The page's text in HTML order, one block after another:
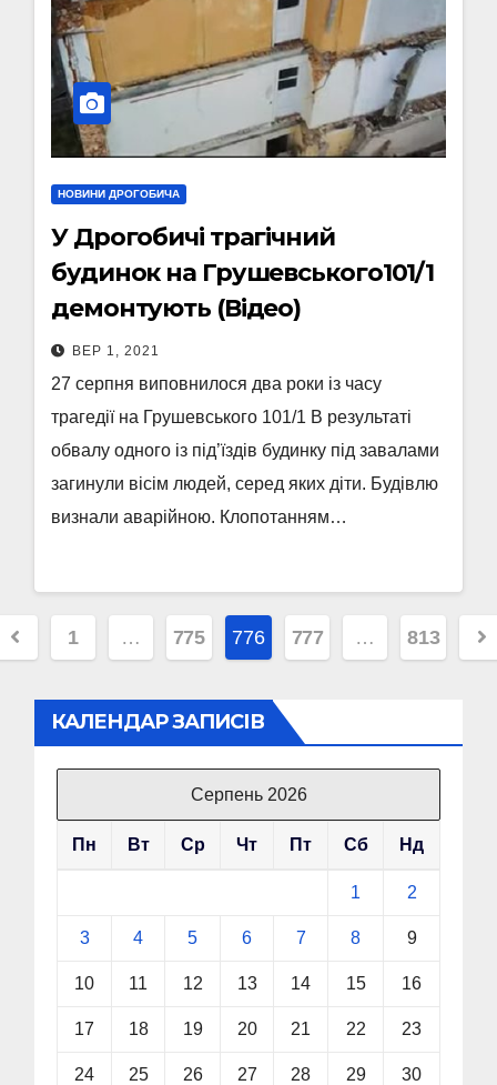
НОВИНИ ДРОГОБИЧА
У Дрогобичі трагічний
будинок на Грушевського101/1
демонтують (Відео)
ВЕР 1, 2021
27 серпня виповнилося два роки із часу
трагедії на Грушевського 101/1 В результаті
обвалу одного із під’їздів будинку під завалами
загинули вісім людей, серед яких діти. Будівлю
визнали аварійною. Клопотанням…
1 … 775 776 777 … 813
КАЛЕНДАР ЗАПИСІВ
Серпень 2026
Пн Вт Ср Чт Пт Сб Нд
1 2
3 4 5 6 7 8 9
10 11 12 13 14 15 16
17 18 19 20 21 22 23
24 25 26 27 28 29 30